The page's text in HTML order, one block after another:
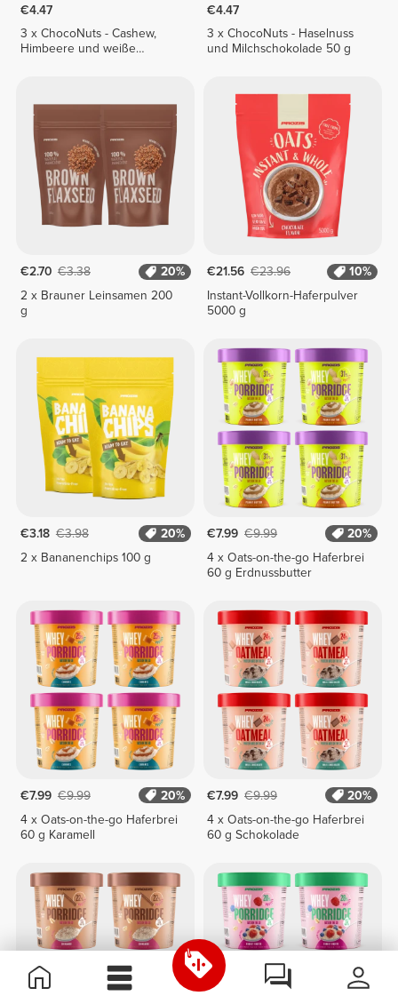
€4.47
3 x ChocoNuts - Cashew,
Himbeere und weiße
€4.47
3 x ChocoNuts - Haselnuss
und Milchschokolade 50 g
€2.70 €3.38
20%
2 x Brauner Leinsamen 200
g
€21.56 €23.96
10%
Instant-Vollkorn-Haferpulver
5000 g
€3.18 €3.98
20%
2 x Bananenchips 100 g
€7.99 €9.99
20%
4 x Oats-on-the-go Haferbrei
60 g Erdnussbutter
€7.99 €9.99
20%
4 x Oats-on-the-go Haferbrei
60 g Karamell
€7.99 €9.99
20%
4 x Oats-on-the-go Haferbrei
60 g Schokolade